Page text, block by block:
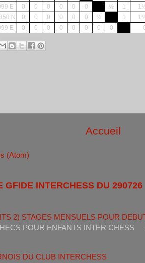
E 0 0 0 0 0 0 ½ 1
N 0 0 0 0 0 0 ½ 1
E 0 0 0 0 0 0 0 0
Accueil
(Atom)
GFIDE INTERCHESS DU 290726
2) STAGES MENSUELS POUR
POUR ENFANTS INTER
DU CLUB INTERCHESS